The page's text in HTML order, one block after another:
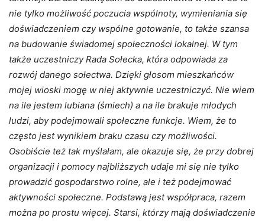
nie tylko możliwość poczucia wspólnoty, wymieniania się
doświadczeniem czy wspólne gotowanie, to także szansa
na budowanie świadomej społeczności lokalnej. W tym
także uczestniczy Rada Sołecka, która odpowiada za
rozwój danego sołectwa. Dzięki głosom mieszkańców
mojej wioski mogę w niej aktywnie uczestniczyć. Nie wiem
na ile jestem lubiana (śmiech) a na ile brakuje młodych
ludzi, aby podejmowali społeczne funkcje. Wiem, że to
często jest wynikiem braku czasu czy możliwości.
Osobiście też tak myślałam, ale okazuje się, że przy dobrej
organizacji i pomocy najbliższych udaje mi się nie tylko
prowadzić gospodarstwo rolne, ale i też podejmować
aktywności społeczne. Podstawą jest współpraca, razem
można po prostu więcej. Starsi, którzy mają doświadczenie